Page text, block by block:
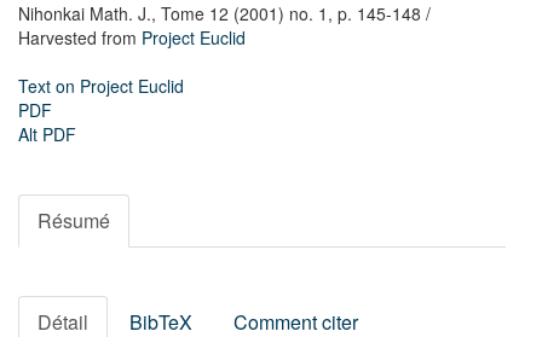
Nihonkai Math. J., Tome 12 (2001) no. 1, p. 145-148 /
Harvested from Project Euclid
Text on Project Euclid
PDF
Alt PDF
Résumé
Détail BibTeX Comment citer